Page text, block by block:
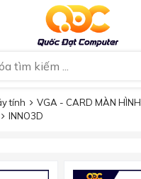
tính
VGA - CARD MÀN HÌNH
INNO3D